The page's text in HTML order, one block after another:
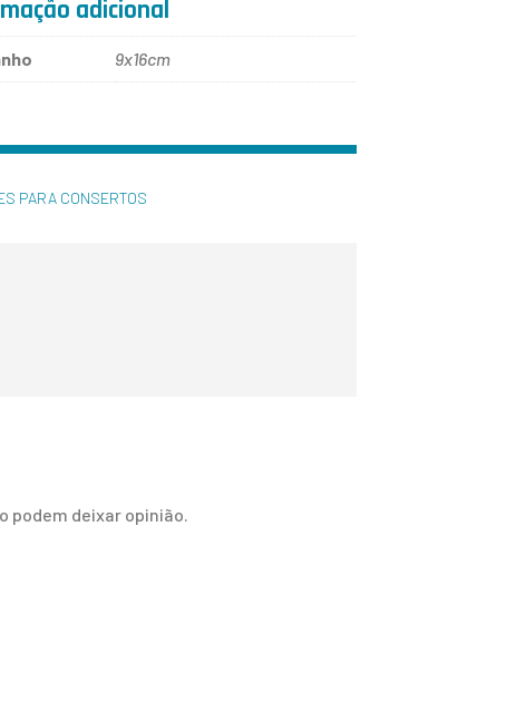
adicional
9x16cm
PARA CONSERTOS
podem deixar opinião.